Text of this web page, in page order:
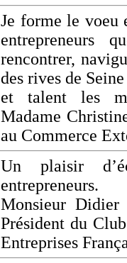
Je forme le voeu
entrepreneurs
rencontrer,
des rives de
et talent les
Madame
au Commerce
Un plaisir
entrepreneurs.
Monsieur
Président du
Entreprises